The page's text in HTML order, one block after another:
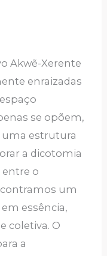
Akwẽ-Xerente
enraizadas
se opõem,
estrutura
a dicotomia
entre o
um
essência,
coletiva. O
a